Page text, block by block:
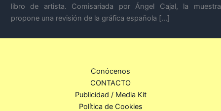
libro de artista. Comisariada por Ángel Cajal, la muestra
propone una revisión de la gráfica española […]
Conócenos
CONTACTO
Publicidad / Media Kit
Política de Cookies